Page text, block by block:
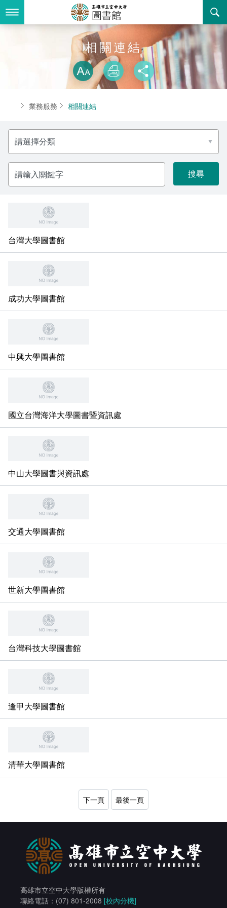
到
要
組織職掌
聯絡資訊
活動花絮
諮詢信箱
開放時間
法令規章
新書推薦
個人借閱查詢
常見問答
相關連結
電子資料庫
試用電子資料庫
電子資料庫
Journals學術期刊資料庫
全國學術電子資源系統
論文相關網站
研究方法與論文寫作參考資料
取得論文全文的方法
中文圖書分類表
電子資源
凌網電子書HyRead ebook
UDN讀書館電子書庫
Journals學術期刊資料庫(校內使用無須帳密,需校外
西文圖書分類表
書表下載
回空大首頁
相關連結
略過字型切
放大
列印 分享
首頁業務服務 相關連結
分
類
請
輸
入
關
台灣大學圖書館
成功大學圖書館
中興大學圖書館
國立台灣海洋大學圖書暨資訊處
中山大學圖書與資訊處
交通大學圖書館
世新大學圖書館
台灣科技大學圖書館
逢甲大學圖書館
清華大學圖書館
下一頁 最後一頁
高雄市立空中大學版權所有
聯絡電話：(07) 801-2008 [校內分機]